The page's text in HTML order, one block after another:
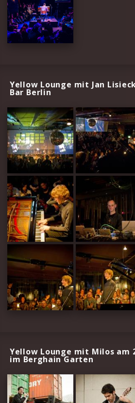
Yellow Lounge mit Jan
Bar Berlin
Yellow Lounge mit Milos am
im Berghain Garten